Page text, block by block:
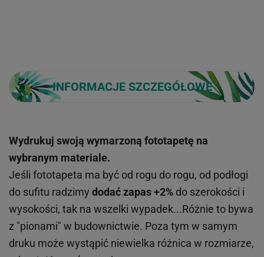
INFORMACJE SZCZEGÓŁOWE
Wydrukuj swoją wymarzoną fototapetę na
wybranym materiale.
Jeśli fototapeta ma być od rogu do rogu, od podłogi
do sufitu radzimy dodać zapas +2% do szerokości i
wysokości, tak na wszelki wypadek...Różnie to bywa
z "pionami" w budownictwie. Poza tym w samym
druku może wystąpić niewielka różnica w rozmiarze,